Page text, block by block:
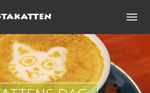
Toggle